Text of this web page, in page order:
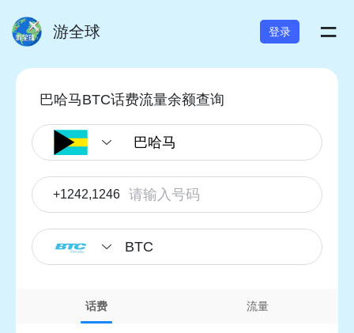
游全球 登录 =
巴哈马BTC话费流量余额查询
+1242,1246
BTC
话费 流量